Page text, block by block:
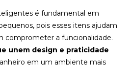
é fundamental em
pois esses itens ajudam
comprometer a funcionalidade.
unem design e praticidade
em um ambiente mais